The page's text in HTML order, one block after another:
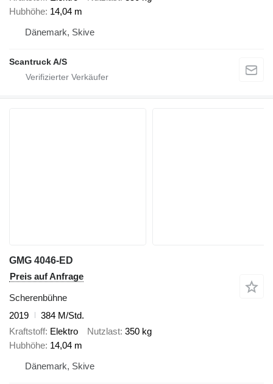
Hubhöhe 14,04 m
Dänemark, Skive
Scantruck A/S
GMG 4046-ED
Preis auf Anfrage
Scherenbühne
2019
384 M/Std.
Kraftstoff Elektro Nutzlast 350 kg
Hubhöhe 14,04 m
Dänemark, Skive